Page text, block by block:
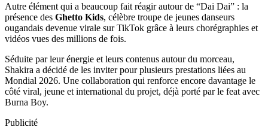
Autre élément qui a beaucoup fait réagir autour de “Dai Dai” : la
présence des Ghetto Kids, célèbre troupe de jeunes danseurs
ougandais devenue virale sur TikTok grâce à leurs chorégraphies et
vidéos vues des millions de fois.
Séduite par leur énergie et leurs contenus autour du morceau,
Shakira a décidé de les inviter pour plusieurs prestations liées au
Mondial 2026. Une collaboration qui renforce encore davantage le
côté viral, jeune et international du projet, déjà porté par le feat avec
Burna Boy.
Publicité